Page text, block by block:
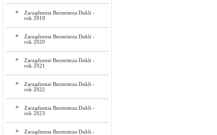
Zarządzenia Burmistrza Dukli -
rok 2019
Zarządzenia Burmistrza Dukli -
rok 2020
Zarządzenie Burmistrza Dukli -
rok 2021
Zarządzenie Burmistrza Dukli -
rok 2022
Zarządzenia Burmistrza Dukli -
rok 2023
Zarządzenia Burmistrza Dukli -